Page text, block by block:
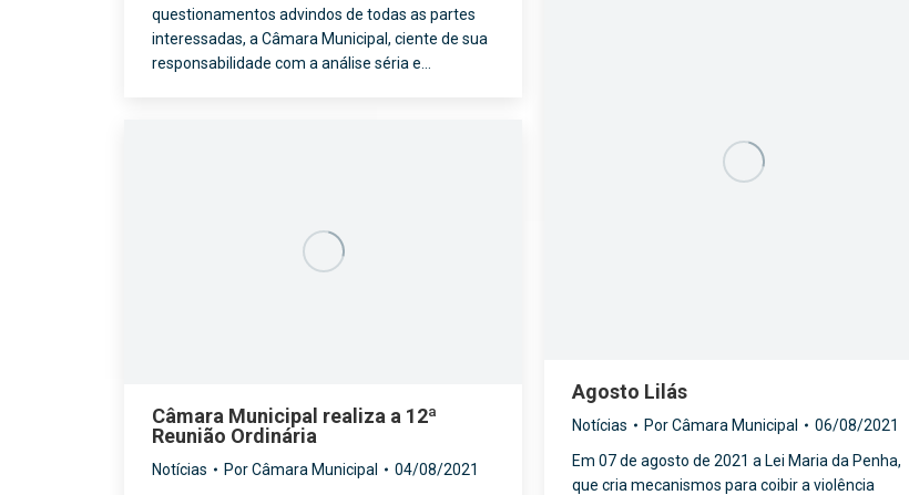
questionamentos advindos de todas as partes
interessadas, a Câmara Municipal, ciente de sua
responsabilidade com a análise séria e…
Agosto Lilás
Notícias PorCâmara Municipal
06/08/2021
Em 07 de agosto de 2021 a Lei Maria da Penha,
que cria mecanismos para coibir a violência
Câmara Municipal realiza a 12ª
Reunião Ordinária
Notícias PorCâmara Municipal
04/08/2021